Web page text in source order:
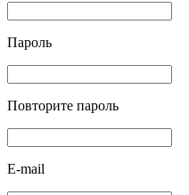
Пароль
Повторите пароль
E-mail